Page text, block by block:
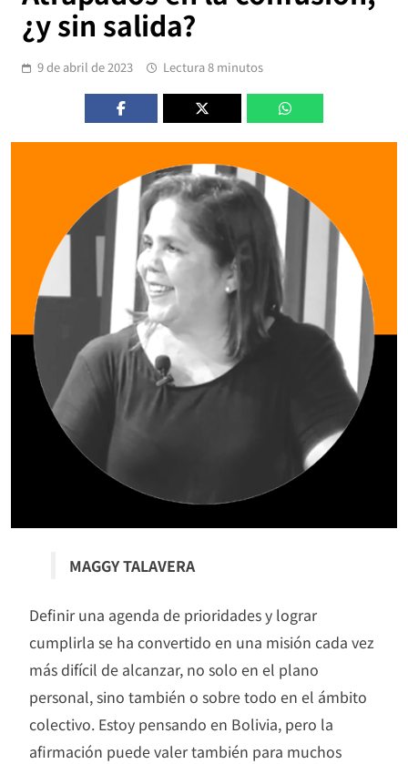
¿y sin salida?
9 de abril de 2023 Lectura 8 minutos
MAGGY TALAVERA
Definir una agenda de prioridades y lograr
cumplirla se ha convertido en una misión cada vez
más difícil de alcanzar, no solo en el plano
personal, sino también o sobre todo en el ámbito
colectivo. Estoy pensando en Bolivia, pero la
afirmación puede valer también para muchos